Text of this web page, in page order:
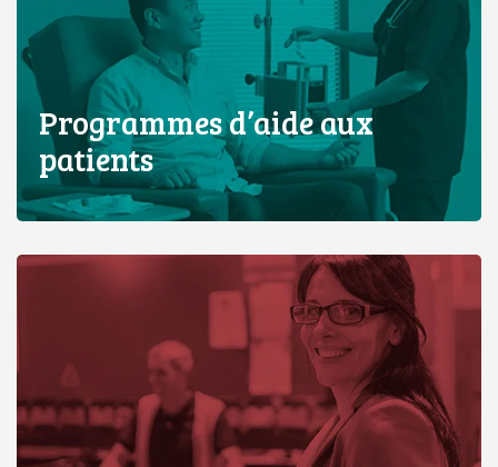
Programmes d’aide aux
patients